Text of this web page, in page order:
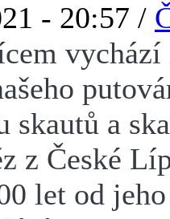
- 20:57 /
skautů a
z České
let od